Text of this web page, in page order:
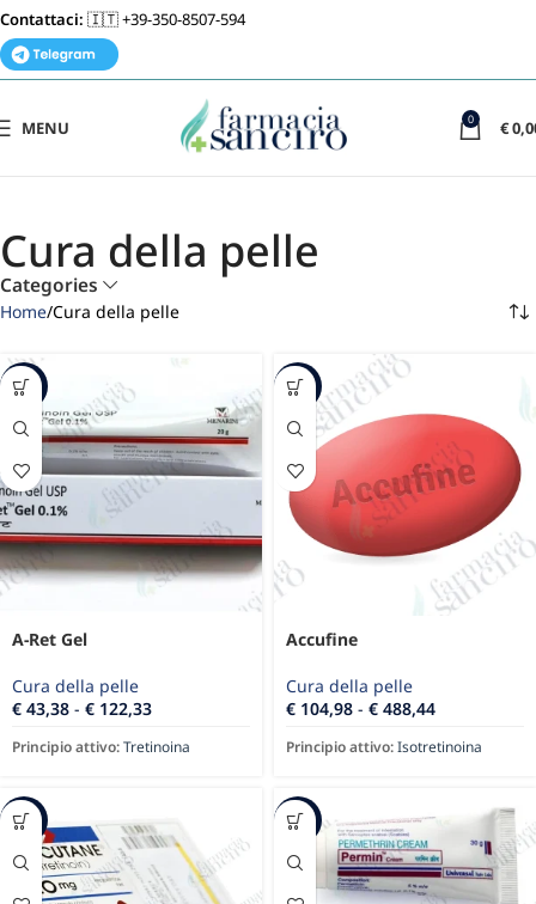
Contattaci: 🇮🇹 +39-350-8507-594
MENU 0 €
Cura della pelle
Categories
Home Cura della pelle
-68%
A-Ret Gel
Cura della pelle
€ 43,38 - € 122,33
Principio attivo:Tretinoina
-22%
Accufine
Cura della pelle
€ 104,98 - € 488,44
Principio attivo:Isotretinoina
-86% -38%